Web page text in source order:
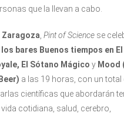
que la llevan a cabo.
Zaragoza Pint of Science se
los bares Buenos tiempos en El
El Sótano Mágico y Mood
a las 19 horas, con un total
científicas que abordarán
vida cotidiana, salud, cerebro,